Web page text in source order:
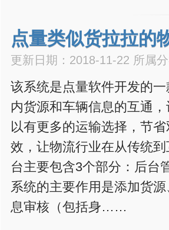
点量类似货拉拉的
更新日期：2018-11-22 所属分
该系统是点量软件开发的
内货源和车辆信息的互通
以有更多的运输选择，节
效，让物流行业在从传统
台主要包含3个部分：后台
系统的主要作用是添加货
息审核（包括身……